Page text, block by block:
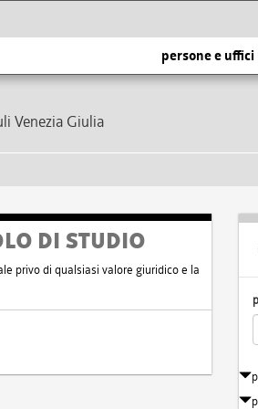
persone e uffici
Venezia Giulia
DI STUDIO
privo di qualsiasi valore giuridico e la